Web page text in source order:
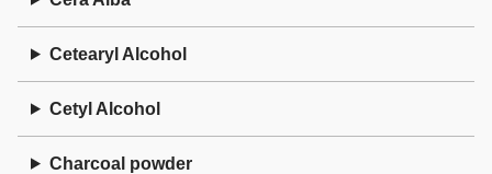
Cetearyl Alcohol
Cetyl Alcohol
Charcoal powder